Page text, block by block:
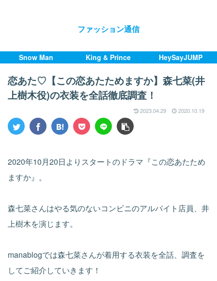
ファッション通信
Snow Man King & Prince HeySayJUMP
恋あた♡【この恋あたためますか】森七菜(井
上樹木役)の衣装を全話徹底調査！
2023.04.29 2020.10.19
2020年10月20日よりスタートのドラマ『この恋あたため
ますか』。
森七菜さんはやる気のないコンビニのアルバイト店員、井
上樹木を演じます。
manablogでは森七菜さんが着用する衣装を全話、調査を
してご紹介していきます！